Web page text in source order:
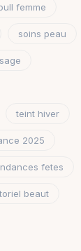
femme
soins peau
teint hiver
2025
fetes
beaut